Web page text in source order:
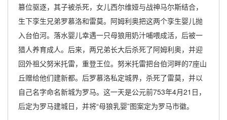
篡位驱逐，其子被杀死，女儿西尔维娅与战神马尔斯结合，
生下孪生兄弟罗慕洛和雷莫。阿姆利奥把这两个孪生婴儿抛
入台伯河。落水婴儿幸遇一只母狼用奶汁哺喂成活，后被一
猎人养育成人。后来，两兄弟长大后杀死了阿姆利奥，并迎
回外祖父努米托雷，重登王位。努米托雷把台伯河畔的7座山
丘赠给他们建新都。后罗慕洛私定城界，杀死了雷莫，并以
自己名字命名新城为罗马。这一天是公元前753年4月21日，
后定为罗马建城日，并将“母狼乳婴”图案定为罗马市徽。